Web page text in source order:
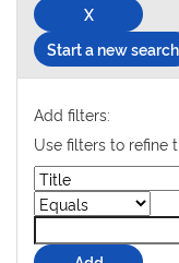
Start a new search
Add filters:
Use filters to refine